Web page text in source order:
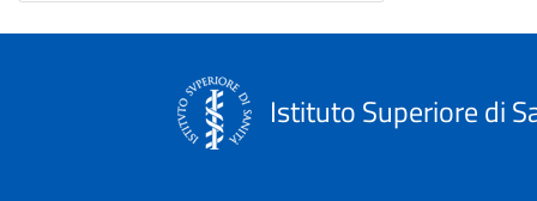
Istituto Superiore di